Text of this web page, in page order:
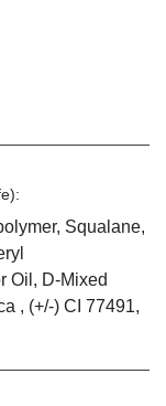
Squalane,
Oil, D-Mixed
, (+/-) CI 77491,